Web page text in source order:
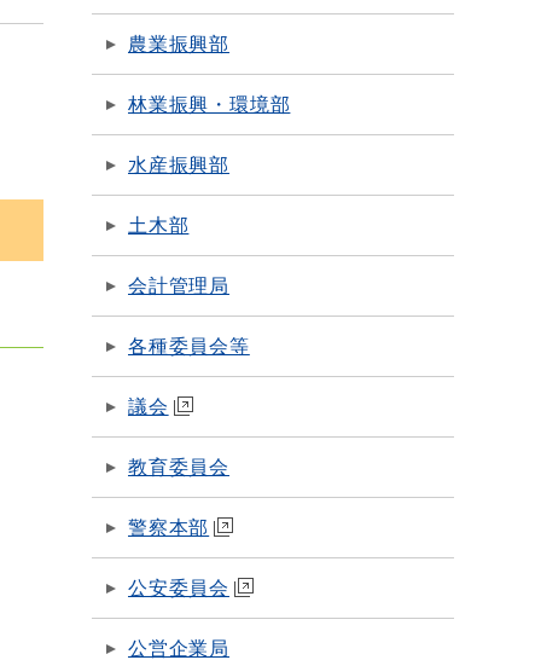
農業振興部
林業振興・環境部
水産振興部
土木部
会計管理局
各種委員会等
議会
教育委員会
警察本部
公安委員会
公営企業局